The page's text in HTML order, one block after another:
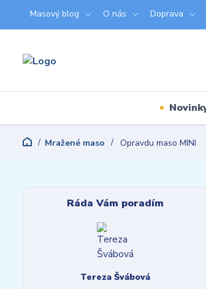
Masový blog O nás Doprava
Mražené maso Opravdu maso MINI
Ráda Vám poradím
Tereza Švábová